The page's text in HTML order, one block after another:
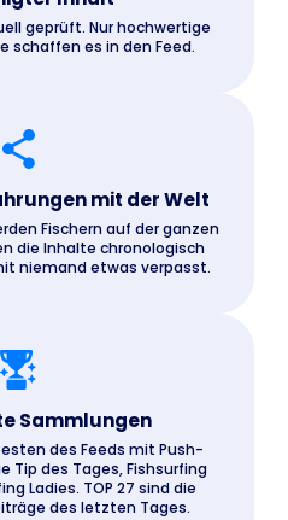
geprüft. Nur hochwertige
schaffen es in den Feed.
mit der Welt
Fischern auf der ganzen
die Inhalte chronologisch
niemand etwas verpasst.
Sammlungen
des Feeds mit Push-
Tip des Tages, Fishsurfing
Ladies. TOP 27 sind die
des letzten Tages.